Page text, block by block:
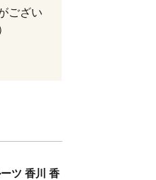
ござい
ツ 香川 香